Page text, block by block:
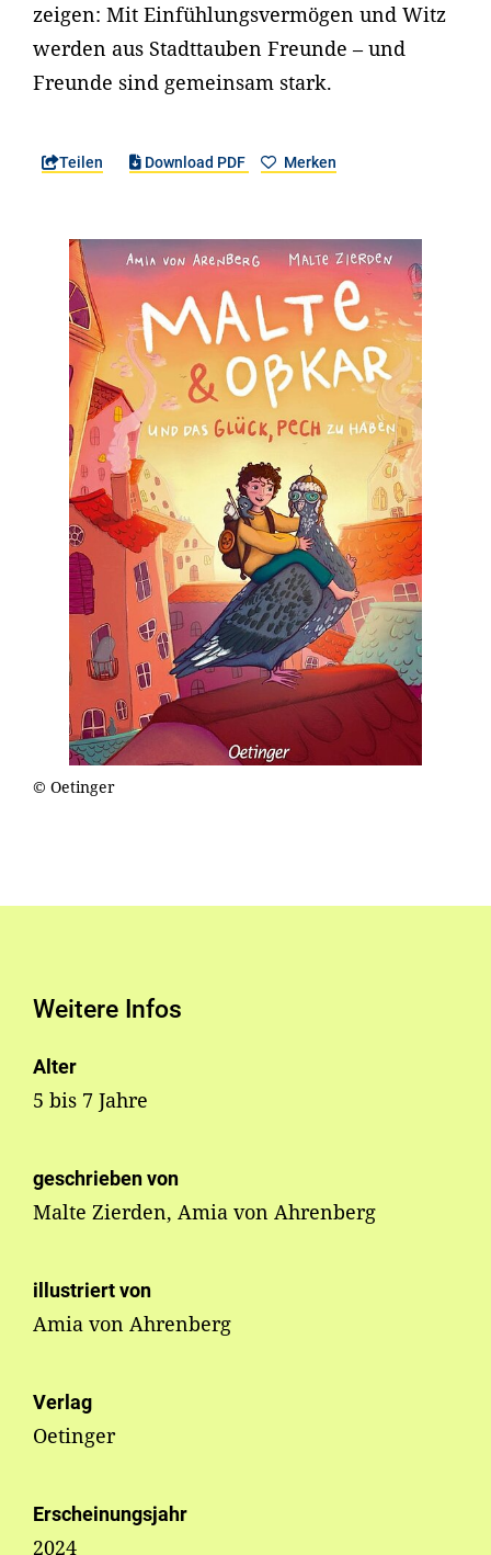
zeigen: Mit Einfühlungsvermögen und Witz
werden aus Stadttauben Freunde – und
Freunde sind gemeinsam stark.
Teilen Download PDF Merken
© Oetinger
Weitere Infos
Alter
5 bis 7 Jahre
geschrieben von
Malte Zierden, Amia von Ahrenberg
illustriert von
Amia von Ahrenberg
Verlag
Oetinger
Erscheinungsjahr
2024